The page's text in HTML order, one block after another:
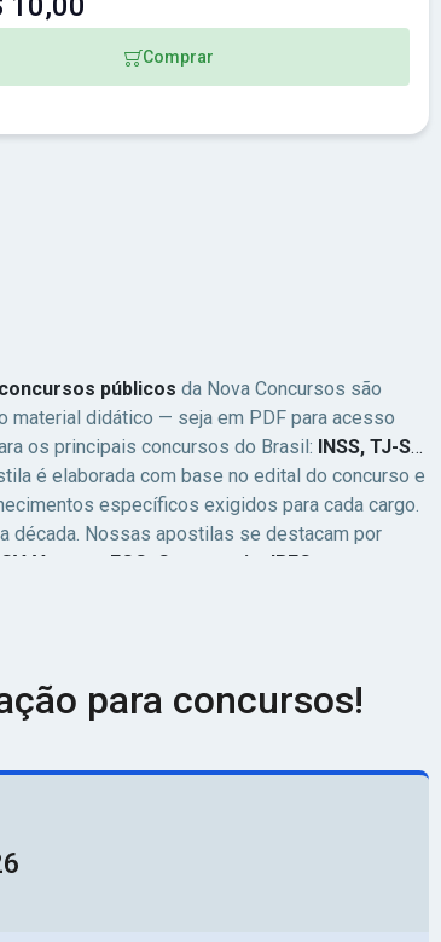
Comprar
públicos da Nova Concursos são
didático — seja em PDF para acesso
os principais concursos do Brasil: INSS, TJ-SP,
é elaborada com base no edital do concurso e
específicos exigidos para cada cargo.
década. Nossas apostilas se destacam por
Vunesp, FCC, Cesgranrio, IBFC e
específica para o seu concurso.
confirmação do pagamento. Estude pelo
2026, órgãos comoINSS, PRF, Polícia Federal,
para concursos!